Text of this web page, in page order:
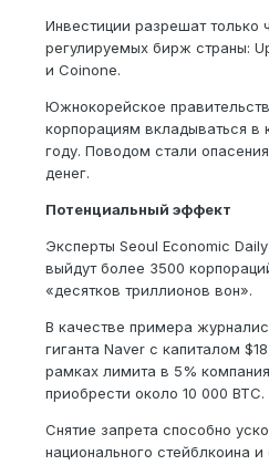
Инвестиции разрешат только
регулируемых бирж страны:
и Coinone.
Южнокорейское
корпорациям вкладываться в
году. Поводом стали
денег.
Потенциальный эффект
Эксперты Seoul Economic
выйдут более 3500
«десятков триллионов вон».
В качестве примера
гиганта Naver с капиталом
рамках лимита в 5%
приобрести около 10 000 BTC.
Снятие запрета способно
национального стейблкоина